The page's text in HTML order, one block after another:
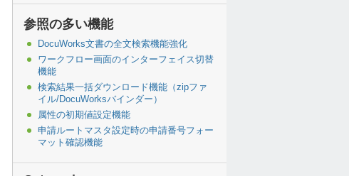
参照の多い機能
DocuWorks文書の全文検索機能強化
ワークフロー画面のインターフェイス切替
機能
検索結果一括ダウンロード機能（zipファ
イル/DocuWorksバインダー）
属性の初期値設定機能
申請ルートマスタ設定時の申請番号フォー
マット確認機能